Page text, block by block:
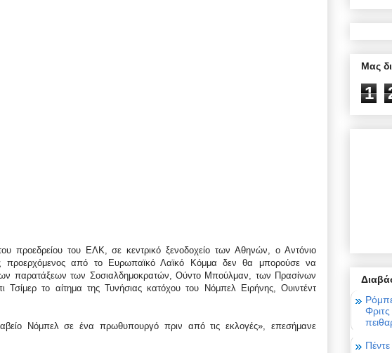
προεδρείου του ΕΛΚ, σε κεντρικό ξενοδοχείο των Αθηνών, ο Αντόνιο
προερχόμενος από το Ευρωπαϊκό Λαϊκό Κόμμα δεν θα μπορούσε να
παρατάξεων των Σοσιαλδημοκρατών, Ούντο Μπούλμαν, των Πρασίνων
Τσίμερ το αίτημα της Τυνήσιας κατόχου του Νόμπελ Ειρήνης, Ουιντέντ
Νόμπελ σε ένα πρωθυπουργό πριν από τις εκλογές», επεσήμανε
Μας
1